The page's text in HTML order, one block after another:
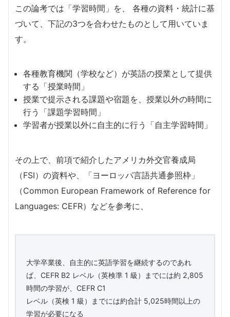
この論考では「学習時間」を、 各種の資料・統計に基
づいて、下記の3つを合わせたものとして用いていま
す。
各種教育機関（学校など）が英語の授業として提供
する「授業時間」
授業で提示される課題や宿題を、授業以外の時間に
行う「課題学習時間」
学習者が授業以外に自主的に行う「自主学習時間」
その上で、前項で紹介したアメリカ外交官養成局
（FSI）の資料や、「ヨーロッパ言語共通参照枠」
（Common European Framework of Reference for
Languages: CEFR）などを参考に、
大学卒業後、自主的に英語学習を継続するのであれ
ば、CEFR B2 レベル（英検準 1 級）までには約 2,805
時間の学習が、CEFR C1
レベル（英検 1 級）までには約合計 5,025時間以上の
学習が必要になる